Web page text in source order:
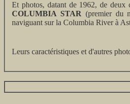
Et photos, datant de 1962, de
COLUMBIA STAR (premier du
naviguant sur la Columbia River à
Leurs caractéristiques et d'autres